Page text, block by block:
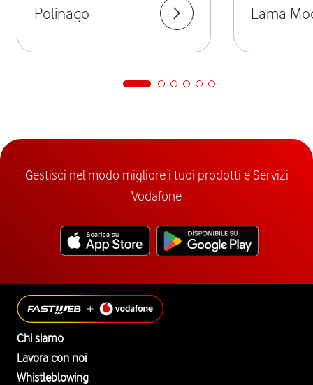
Polinago Lama
Gestisci nel modo migliore i tuoi prodotti e Servizi
Vodafone
Chi siamo
Lavora con noi
Whistleblowing